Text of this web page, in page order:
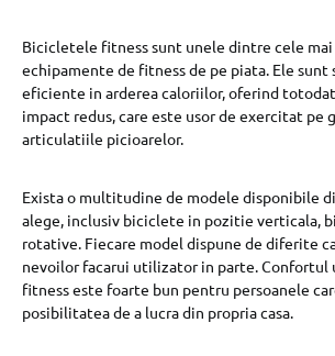
Bicicletele fitness sunt unele dintre cele
echipamente de fitness de pe piata. Ele
eficiente in arderea caloriilor, oferind
impact redus, care este usor de exercitat pe
articulatiile picioarelor.
Exista o multitudine de modele disponibile
alege, inclusiv biciclete in pozitie verticala,
rotative. Fiecare model dispune de diferite
nevoilor facarui utilizator in parte. Confortul
fitness este foarte bun pentru persoanele
posibilitatea de a lucra din propria casa.